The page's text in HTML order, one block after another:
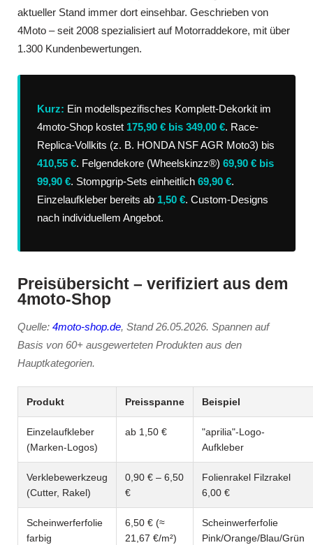
aktueller Stand immer dort einsehbar. Geschrieben von
4Moto – seit 2008 spezialisiert auf Motorraddekore, mit über
1.300 Kundenbewertungen.
Kurz: Ein modellspezifisches Komplett-Dekorkit im
4moto-Shop kostet 175,90 € bis 349,00 €. Race-
Replica-Vollkits (z. B. HONDA NSF AGR Moto3) bis
410,55 €. Felgendekore (Wheelskinzz®) 69,90 € bis
99,90 €. Stompgrip-Sets einheitlich 69,90 €.
Einzelaufkleber bereits ab 1,50 €. Custom-Designs
nach individuellem Angebot.
Preisübersicht – verifiziert aus dem
4moto-Shop
Quelle: 4moto-shop.de, Stand 26.05.2026. Spannen auf
Basis von 60+ ausgewerteten Produkten aus den
Hauptkategorien.
Produkt Preisspanne Beispiel
Einzelaufkleber
(Marken-Logos)
ab 1,50 €
"aprilia"-Logo-
Aufkleber
Verklebewerkzeug
(Cutter, Rakel)
0,90 € – 6,50
€
Folienrakel Filzrakel
6,00 €
Scheinwerferfolie
farbig
6,50 € (≈
21,67 €/m²)
Scheinwerferfolie
Pink/Orange/Blau/Grün